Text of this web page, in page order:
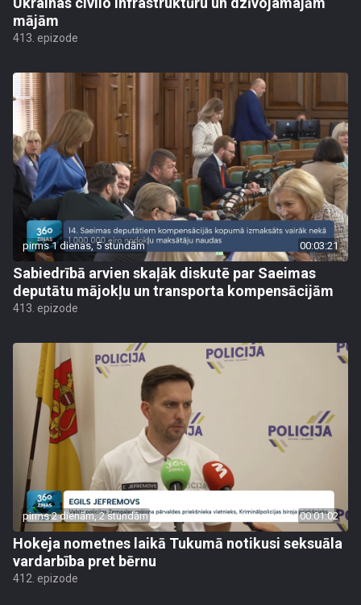
mājām
413. epizode
pirms 1 dienas, 5 stundām 00:03:21
Sabiedrībā arvien skaļāk diskutē par Saeimas
deputātu mājokļu un transporta kompensācijām
413. epizode
pirms 2 dienām, 2 stundām 00:01:02
Hokeja nometnes laikā Tukumā notikusi seksuāla
vardarbība pret bērnu
412. epizode